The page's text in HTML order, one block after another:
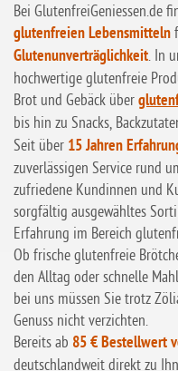
Bei GlutenfreiGeniessen.de
glutenfreien Lebensmitteln
Glutenunverträglichkeit. In
hochwertige glutenfreie
Brot und Gebäck über
bis hin zu Snacks,
Seit über 15 Jahren
zuverlässigen Service rund
zufriedene Kundinnen und
sorgfältig ausgewähltes
Erfahrung im Bereich
Ob frische glutenfreie
den Alltag oder schnelle
bei uns müssen Sie trotz
Genuss nicht verzichten.
Bereits ab 85 € Bestellwert
deutschlandweit direkt zu